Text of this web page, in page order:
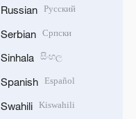
Russian Русский
Serbian Српски
Sinhala සිංහල
Spanish Español
Swahili Kiswahili